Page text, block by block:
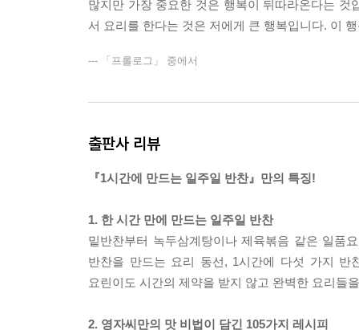
많지만 가장 중요한 것은 행복이 뒤따라온다는
서 요리를 한다는 것은 저에게 큰 행복입니다. 이
--- 「프롤로그」 중에서
출판사 리뷰
『1시간에 만드는 일주일 반찬』만의 특징!
1. 한 시간 만에 만드는 일주일 반찬
밑반찬부터 녹두삼계탕이나 제육볶음 같은 일품
반찬을 만드는 요리 동선, 1시간에 다섯 가지
요린이도 시간의 제약을 받지 않고 완벽한 요리들
2. 영자씨만의 맛 비법이 담긴 105가지 레시피